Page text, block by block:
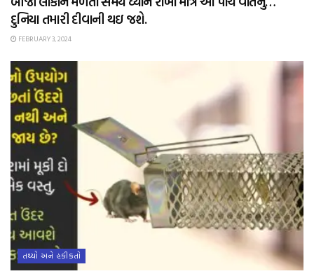
દુનિયા તમારી દીવાની થઇ જશે.
FEBRUARY 3, 2024
તથ્યો અને હકીકતો